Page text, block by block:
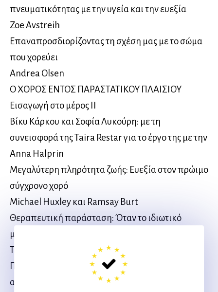
πνευματικότητας με την υγεία και την ευεξία
Zoe Avstreih
Επαναπροσδιορίζοντας τη σχέση μας με το σώμα
που χορεύει
Andrea Olsen
O ΧΟΡΟΣ ΕΝΤΟΣ ΠΑΡΑΣΤΑΤΙΚΟΥ ΠΛΑΙΣΙΟΥ
Εισαγωγή στο μέρος ΙΙ
Βίκυ Κάρκου και Σοφία Λυκούρη: με τη
συνεισφορά της Taira Restar για το έργο της με την
Anna Halprin
Μεγαλύτερη πληρότητα ζωής: Ευεξία στον πρώιμο
σύγχρονο χορό
Michael Huxley και Ramsay Burt
Θεραπευτική παράσταση: Όταν το ιδιωτικό
μεταφέρεται στο δημόσιο
Thania Acaron
Πύλες συνειδητού μετασχηματισμού: Από την
αυθεντική κίνηση στην παράσταση